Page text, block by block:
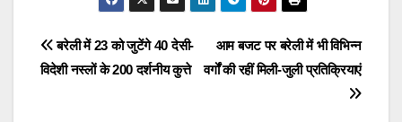
Post
navigation
आम बजट पर बरेली में भी विभिन्न
वर्गों की रहीं मिली-जुली प्रतिक्रियाएं
बरेली में 23 को जुटेंगे 40 देसी-
विदेशी नस्लों के 200 दर्शनीय कुत्ते